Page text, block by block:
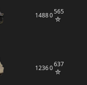
14880565
12360637